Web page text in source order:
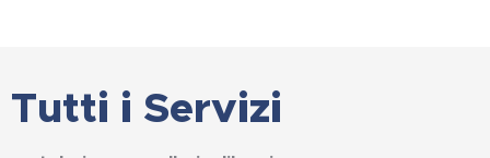
Tutti i Servizi